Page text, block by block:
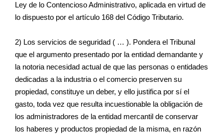
Ley de lo Contencioso Administrativo, aplicada en virtud de
lo dispuesto por el artículo 168 del Código Tributario.
2) Los servicios de seguridad ( … ). Pondera el Tribunal
que el argumento presentado por la entidad demandante y
la notoria necesidad actual de que las personas o entidades
dedicadas a la industria o el comercio preserven su
propiedad, constituye un deber, y ello justifica por sí el
gasto, toda vez que resulta incuestionable la obligación de
los administradores de la entidad mercantil de conservar
los haberes y productos propiedad de la misma, en razón